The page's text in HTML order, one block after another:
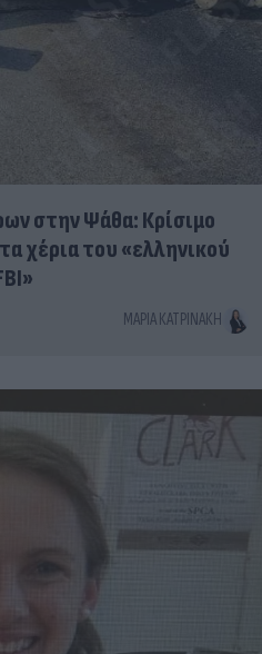
στην Ψάθα: Κρίσιμο
χέρια του «ελληνικού
ΜΑΡΊΑ ΚΑΤΡΙΝΆΚΗ